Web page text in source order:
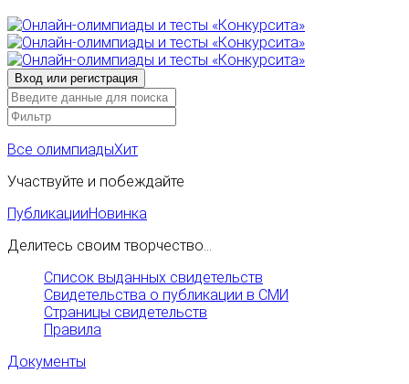
Все олимпиадыХит
Участвуйте и побеждайте
ПубликацииНовинка
Делитесь своим творчество...
Список выданных свидетельств
Свидетельства о публикации в СМИ
Страницы свидетельств
Правила
Документы